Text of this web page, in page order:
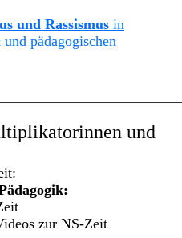
und Rassismus in
pädagogischen
und
zur NS-Zeit